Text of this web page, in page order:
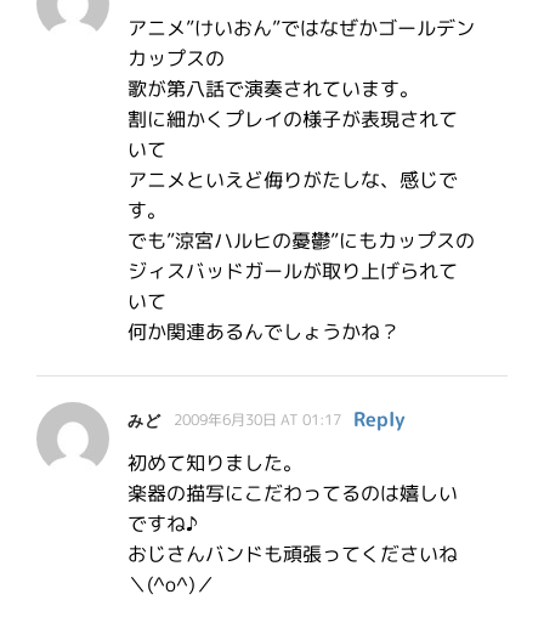
アニメ”けいおん”ではなぜかゴールデン
カップスの
歌が第八話で演奏されています。
割に細かくプレイの様子が表現されて
いて
アニメといえど侮りがたしな、感じで
す。
でも”涼宮ハルヒの憂鬱”にもカップスの
ジィスバッドガールが取り上げられて
いて
何か関連あるんでしょうかね？
みど 2009年6月30日 AT 01:17
Reply
初めて知りました。
楽器の描写にこだわってるのは嬉しい
ですね♪
おじさんバンドも頑張ってくださいね
＼(^o^)／